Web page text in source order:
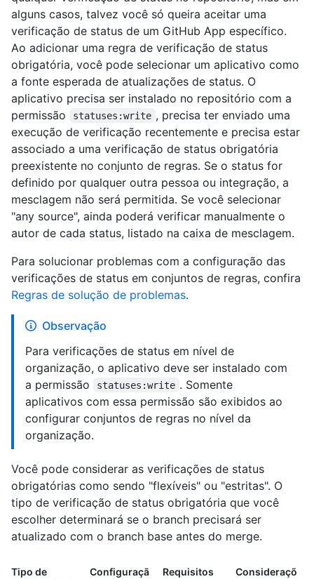
alguns casos, talvez você só queira aceitar uma
verificação de status de um GitHub App específico.
Ao adicionar uma regra de verificação de status
obrigatória, você pode selecionar um aplicativo como
a fonte esperada de atualizações de status. O
aplicativo precisa ser instalado no repositório com a
permissão
statuses:write , precisa ter enviado uma
execução de verificação recentemente e precisa estar
associado a uma verificação de status obrigatória
preexistente no conjunto de regras. Se o status for
definido por qualquer outra pessoa ou integração, a
mesclagem não será permitida. Se você selecionar
"any source", ainda poderá verificar manualmente o
autor de cada status, listado na caixa de mesclagem.
Para solucionar problemas com a configuração das
verificações de status em conjuntos de regras, confira
Regras de solução de problemas.
Observação
Para verificações de status em nível de
organização, o aplicativo deve ser instalado com
a permissão
statuses:write . Somente
aplicativos com essa permissão são exibidos ao
configurar conjuntos de regras no nível da
organização.
Você pode considerar as verificações de status
obrigatórias como sendo "flexíveis" ou "estritas". O
tipo de verificação de status obrigatória que você
escolher determinará se o branch precisará ser
atualizado com o branch base antes do merge.
Tipo de
Configuraçã
Requisitos
Consideraçõ